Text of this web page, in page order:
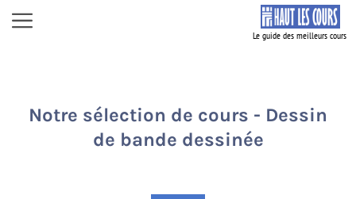
Aller
au
Menu
Notre sélection de cours - Dessin
de bande dessinée